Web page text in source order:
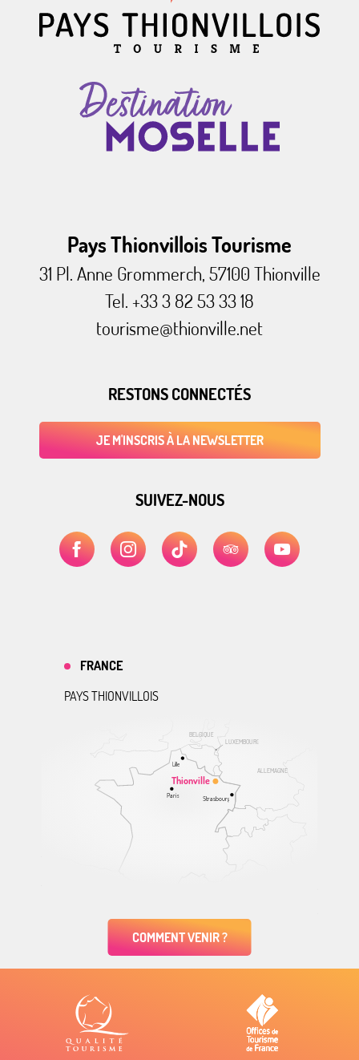
Pays Thionvillois Tourisme
31 Pl. Anne Grommerch, 57100 Thionville
Tel. +33 3 82 53 33 18
tourisme@thionville.net
RESTONS CONNECTÉS
JE M'INSCRIS À LA NEWSLETTER
SUIVEZ-NOUS
ALLEMAGNE
BELGIQUE
LUXEMBOURG
Thionville
Lille
Paris Strasbourg
FRANCE
PAYS THIONVILLOIS
COMMENT VENIR ?